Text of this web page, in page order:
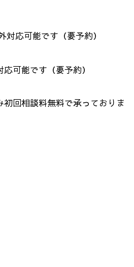
応可能です（要予約）
可能です（要予約）
回相談料無料で承っておりま